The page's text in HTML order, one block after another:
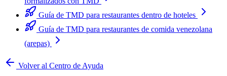
Guía de TMD para restaurantes dentro de hoteles
Guía de TMD para restaurantes de comida venezolana
(arepas)
Volver al Centro de Ayuda